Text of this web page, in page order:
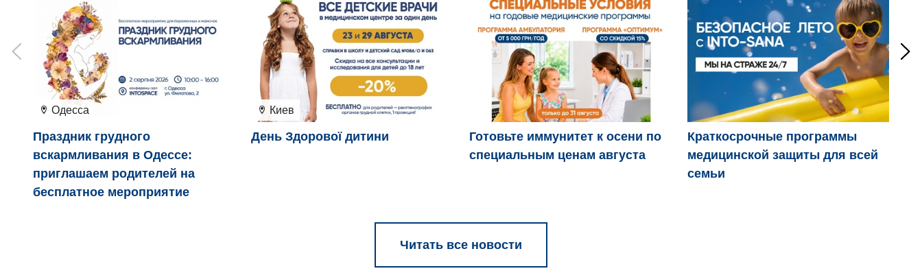
Одесса
Праздник грудного
вскармливания в Одессе:
приглашаем родителей на
бесплатное мероприятие
Киев
День Здорової дитини
Готовьте иммунитет к осени по
специальным ценам августа
Краткосрочные программы
медицинской защиты для всей
семьи
Читать все новости